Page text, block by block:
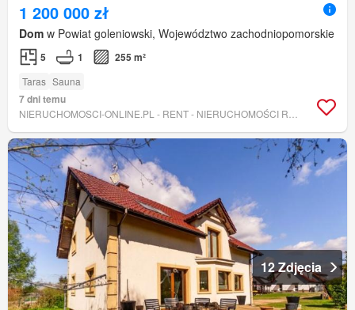
1 200 000 zł
Dom w Powiat goleniowski, Województwo zachodniopomorskie
5 1 255 m²
Taras Sauna
7 dni temu
12 Zdjęcia